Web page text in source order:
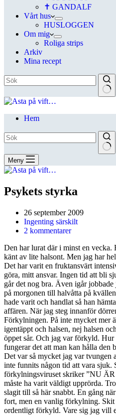
✝ GANDALF
Vårt hus
HUSLOGGEN
Om mig
Roliga strips
Arkiv
Mina recept
Hem
Meny
Psykets styrka
26 september 2009
Ingenting särskilt
2 kommentarer
Den har lurat där i minst en
känt av lite halsont. Men jag har
Det har varit en fruktansvärt
göra, mitt ansvar. Ingen tid att bli
går det nog bra. Även igår
på morgonen till halvåtta på
hade varit och handlat så han
affären. När jag steg innanför
Förkylningen. På inte mycket mer
igentäppt och halsen, nej halsen
öppet sår. Och jag var förkyld.
fungerar det att man kan hålla den
Det var så mycket jag var tvungen
inte funnits någon tid att vara sjuk.
förkylningsviruset skriker ”NU
måste ha varit väldigt upprörda.
slagit till så här snabbt. En gång
fort, men en vanlig förkylning.
ordentligt förkyld. Vare sig jag vill